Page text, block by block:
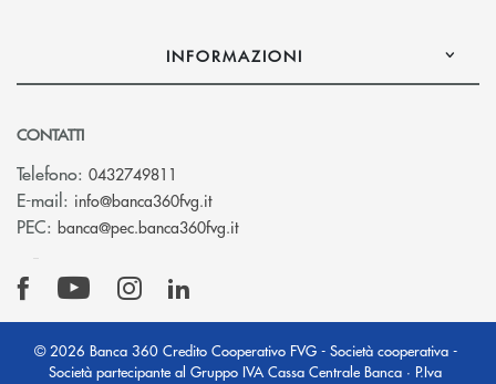
INFORMAZIONI
CONTATTI
Telefono: 0432749811
E-mail: info@banca360fvg.it(si apre l’app di posta elettronica)
PEC: banca@pec.banca360fvg.it(si apre l’app di posta elettronica)
© 2026 Banca 360 Credito Cooperativo FVG - Società cooperativa -
Società partecipante al Gruppo IVA Cassa Centrale Banca · P.Iva